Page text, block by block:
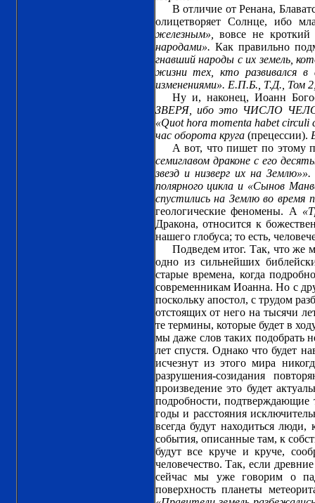
В отличие от Ренана,
олицетворяет Солнце, ибо
железным»,
вовсе не
народами». Как правильно
гнавший народы с их земель,
жизни тех, кто развивался в
изменениями». Е.П.Б., Т.Д., Том
Ну и, наконец, Иоанн
ЗВЕРЯ, ибо это ЧИСЛО
«Quot hora momenta habet circuli
час оборота круга (прецессии).
А вот, что пишет по этому
семиглавом драконе с его
звезд и низверг их на
полярного цикла и «Сынов
спустились на Землю во время
геологические феномены. А
Дракона, относится к
нашего глобуса; то есть,
Подведем итог. Так, что же
одно из сильнейших
старые времена, когда
современникам Иоанна. Но с
поскольку апостол, с трудом
отстоящих от него на тысячи
те термины, которые будет в
мы даже слов таких подобрать
лет спустя. Однако что будет
исчезнут из этого мира
разрушения-созидания
произведение это будет
подробности,
годы и расстояния
всегда будут находиться
события, описанные там, к
будут все круче и круче,
человечество. Так, если
сейчас мы уже говорим о
поверхность планеты